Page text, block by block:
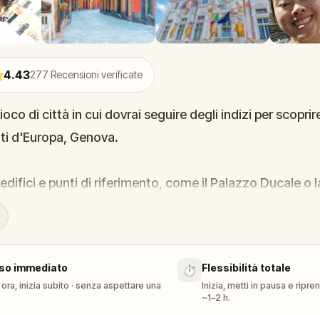
4.43277 Recensioni verificate
di città in cui dovrai seguire degli indizi per
d'Europa, Genova.
e punti di riferimento, come il Palazzo Ducale o
che hanno avuto una grande importanza politica, oltre
meno conosciute. Scoprirai anche come la città
nel Mar Mediterraneo.
Genova?
immediato
inizia subito · senza aspettare una
⏱️ Flessibilità totale
Inizia, metti in pausa e
~1–2 h.